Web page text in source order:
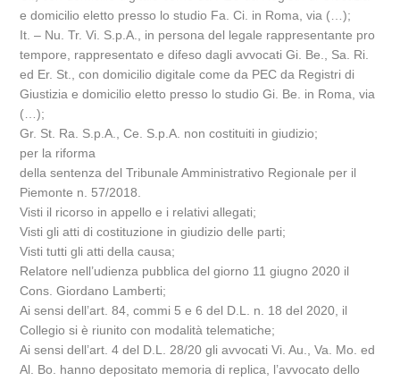
e domicilio eletto presso lo studio Fa. Ci. in Roma, via (…);
It. – Nu. Tr. Vi. S.p.A., in persona del legale rappresentante pro
tempore, rappresentato e difeso dagli avvocati Gi. Be., Sa. Ri.
ed Er. St., con domicilio digitale come da PEC da Registri di
Giustizia e domicilio eletto presso lo studio Gi. Be. in Roma, via
(…);
Gr. St. Ra. S.p.A., Ce. S.p.A. non costituiti in giudizio;
per la riforma
della sentenza del Tribunale Amministrativo Regionale per il
Piemonte n. 57/2018.
Visti il ricorso in appello e i relativi allegati;
Visti gli atti di costituzione in giudizio delle parti;
Visti tutti gli atti della causa;
Relatore nell’udienza pubblica del giorno 11 giugno 2020 il
Cons. Giordano Lamberti;
Ai sensi dell’art. 84, commi 5 e 6 del D.L. n. 18 del 2020, il
Collegio si è riunito con modalità telematiche;
Ai sensi dell’art. 4 del D.L. 28/20 gli avvocati Vi. Au., Va. Mo. ed
Al. Bo. hanno depositato memoria di replica, l’avvocato dello